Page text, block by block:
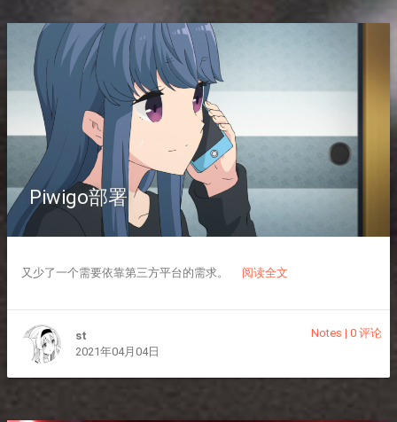
Piwigo部署
又少了一个需要依靠第三方平台的需求。 阅读全文
st
2021年04月04日
Notes |0 评论